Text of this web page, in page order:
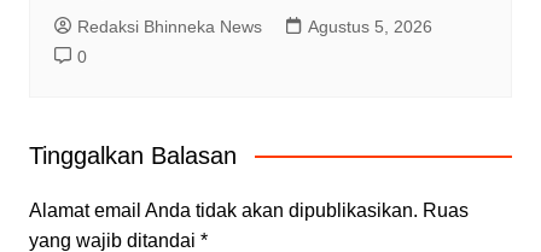
Redaksi Bhinneka News
Agustus 5, 2026
0
Tinggalkan Balasan
Alamat email Anda tidak akan dipublikasikan. Ruas
yang wajib ditandai *